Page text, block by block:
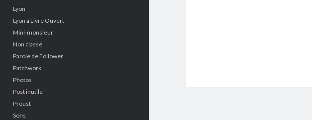
Lyon
Lyon à Livre Ouvert
Mini-monsieur
Non classé
Parole de Follower
Patchwork
Photos
Post inutile
Proust
Sons